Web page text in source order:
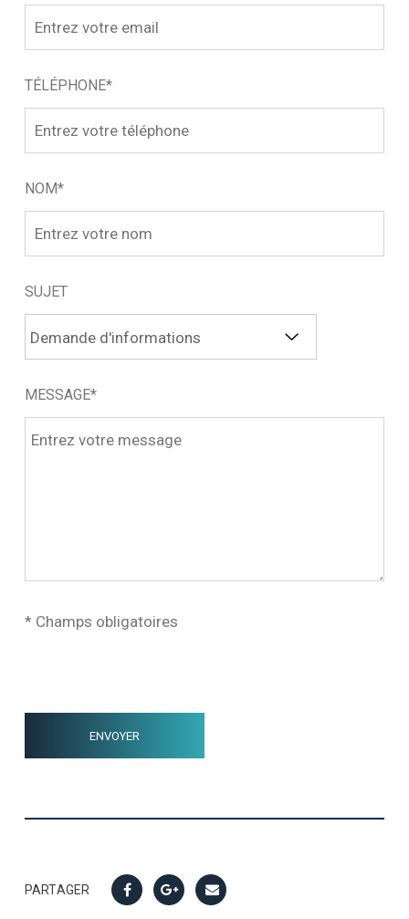
TÉLÉPHONE*
NOM*
SUJET
MESSAGE*
* Champs obligatoires
PARTAGER